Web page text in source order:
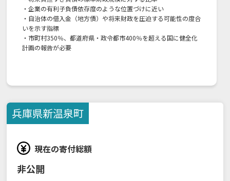
・企業の有利子負債依存度のような位置づけに近い
・自治体の借入金（地方債）や将来財政を圧迫する可能性の度合
いを示す指標
・市町村350％、都道府県・政令都市400％を超える国に健全化
計画の報告が必要
兵庫県新温泉町
現在の寄付総額
非公開